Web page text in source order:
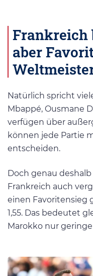
Frankreich
aber
Natürlich spricht
Mbappé, Ousmane
verfügen über
können jede Partie
entscheiden.
Doch genau
Frankreich auch
einen Favoritensieg
1,55. Das bedeutet
Marokko nur